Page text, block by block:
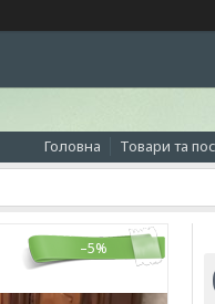
Головна Товари та
–5%